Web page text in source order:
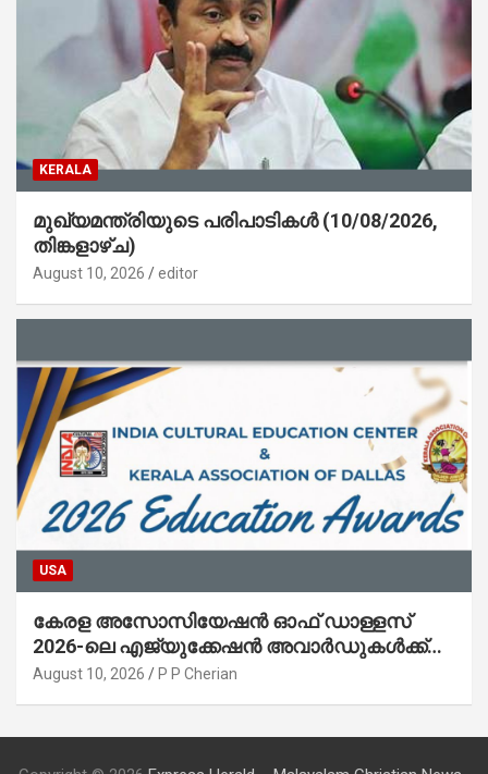
KERALA
മുഖ്യമന്ത്രിയുടെ പരിപാടികൾ (10/08/2026,
തിങ്കളാഴ്ച)
August 10, 2026 editor
USA
കേരള അസോസിയേഷൻ ഓഫ് ഡാള്ളസ്
2026-ലെ എജ്യുക്കേഷൻ അവാർഡുകൾക്ക്
അപേക്ഷ ക്ഷണിച്ചു
August 10, 2026 P P Cherian